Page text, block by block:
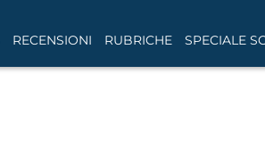
RECENSIONI RUBRICHE SPECIALE